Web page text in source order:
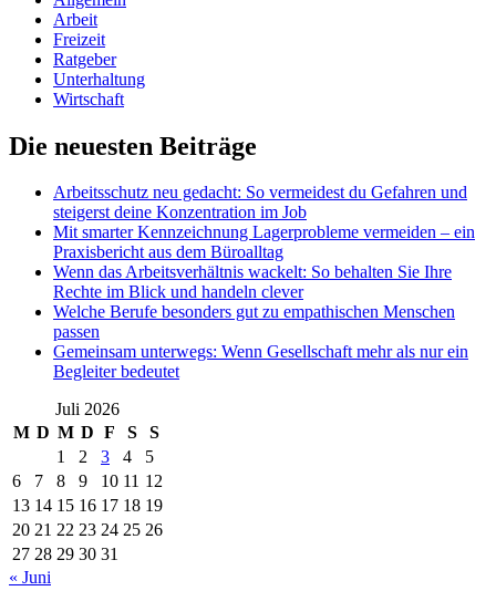
Arbeit
Freizeit
Ratgeber
Unterhaltung
Wirtschaft
Die neuesten Beiträge
Arbeitsschutz neu gedacht: So vermeidest du Gefahren und
steigerst deine Konzentration im Job
Mit smarter Kennzeichnung Lagerprobleme vermeiden – ein
Praxisbericht aus dem Büroalltag
Wenn das Arbeitsverhältnis wackelt: So behalten Sie Ihre
Rechte im Blick und handeln clever
Welche Berufe besonders gut zu empathischen Menschen
passen
Gemeinsam unterwegs: Wenn Gesellschaft mehr als nur ein
Begleiter bedeutet
Juli 2026
M D M D F S
S
1
2 3 4
5
6
7 8 9 10 11 12
13 14 15 16 17 18 19
20 21 22 23 24 25 26
27 28 29 30 31
« Juni